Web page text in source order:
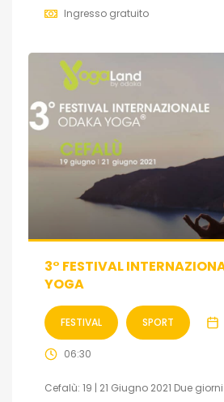
Ingresso gratuito
3° FESTIVAL
YOGA
FESTIVAL SPORT
06:30
Cefalù: 19 | 21 Giugno 2021 Due